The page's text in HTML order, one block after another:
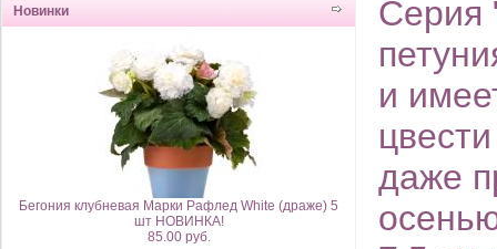
Новинки
Бегония клубневая Марки Рафлед White (драже) 5
шт НОВИНКА!
85.00 руб.
Серия
и
даже